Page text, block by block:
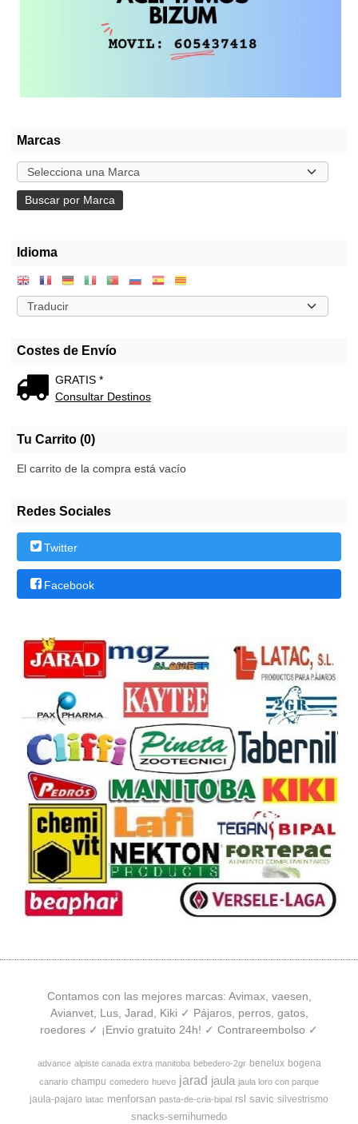
Marcas
Idioma
Costes de Envío
GRATIS *
Consultar Destinos
Tu Carrito (0)
El carrito de la compra está vacío
Redes Sociales
Twitter
Facebook
Contamos con las mejores marcas: Avimax, vaesen,
Avianvet, Lus, Jarad, Kiki ✓ Pájaros, perros, gatos,
roedores ✓ ¡Envío gratuito 24h! ✓ Contrareembolso ✓
advance alpiste canada extra manitoba bebedero-2gr benelux bogena
canario champu comedero huevo jarad jaula jaula loro con parque
jaula-pajaro latac menforsan pasta-de-cria-bipal rsl savic silvestrismo
snacks-semihumedo